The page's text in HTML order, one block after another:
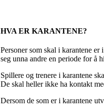
HVA ER KARANTENE?
Personer som skal i karantene
seg unna andre en periode for å
Spillere og trenere i karantene
De skal heller ikke ha kontakt
Dersom de som er i karantene